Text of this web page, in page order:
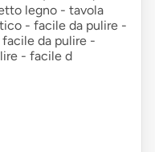
legno - tavola
- facile da pulire -
da pulire -
- facile d